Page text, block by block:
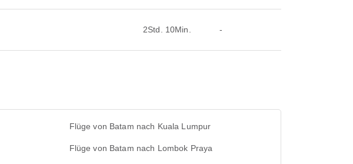
2Std. 10Min. -
Flüge von Batam nach Kuala Lumpur
Flüge von Batam nach Lombok Praya